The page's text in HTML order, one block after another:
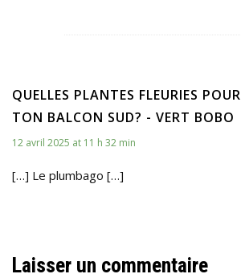
QUELLES PLANTES FLEURIES POUR
TON BALCON SUD? - VERT BOBO
12 avril 2025 at 11 h 32 min
[…] Le plumbago […]
Laisser un commentaire